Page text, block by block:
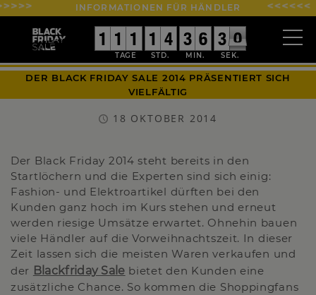
INFORMATIONEN FÜR HÄNDLER
0
0
1
1 0
0
1
1 0
0
1
1 0
0
1
1 0
0
4
4 0
0
3
3 0
0
6
6 0
0
3
3 1
0
0
DER BLACK FRIDAY SALE 2014 PRÄSENTIERT SICH
VIELFÄLTIG
18 OKTOBER 2014
Der Black Friday 2014 steht bereits in den
Startlöchern und die Experten sind sich einig:
Fashion- und Elektroartikel dürften bei den
Kunden ganz hoch im Kurs stehen und erneut
werden riesige Umsätze erwartet. Ohnehin bauen
viele Händler auf die Vorweihnachtszeit. In dieser
Zeit lassen sich die meisten Waren verkaufen und
der Blackfriday Sale bietet den Kunden eine
zusätzliche Chance. So kommen die Shoppingfans